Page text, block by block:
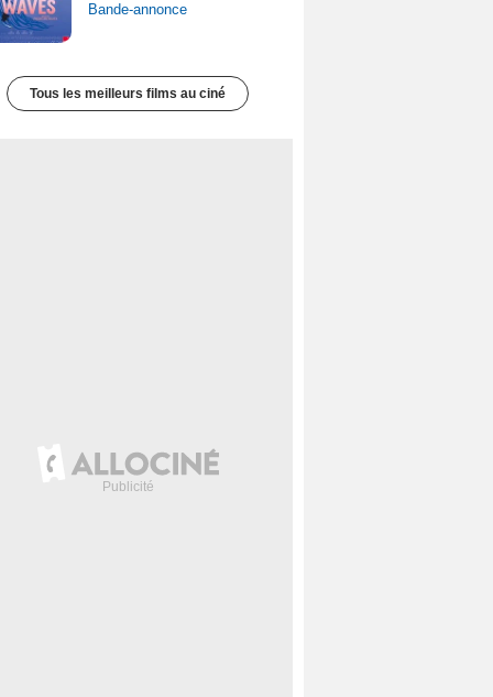
Bande-annonce
Tous les meilleurs films au ciné